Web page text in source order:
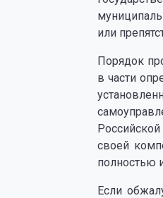
или
Порядок
в части
своей
полностью
Если